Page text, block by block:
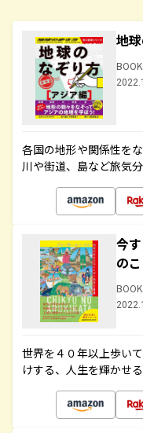
地
各国の地形や関係性を
川や街道、島など旅気
今
の
世界を４０年以上歩い
けする、人生を輝かせ